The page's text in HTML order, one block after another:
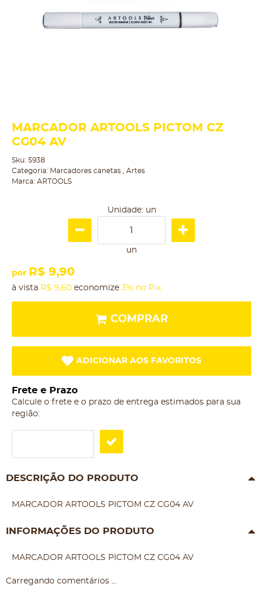
MARCADOR ARTOOLS PICTOM CZ
CG04 AV
Sku: 5938
Categoria: Marcadores canetas
Artes
Marca: ARTOOLS
Unidade: un
un
por R$ 9,90
à vista R$ 9,60 economize 3% no Pix
COMPRAR
ADICIONAR AOS FAVORITOS
Frete e Prazo
Calcule o frete e o prazo de entrega estimados para sua
região:
DESCRIÇÃO DO PRODUTO
MARCADOR ARTOOLS PICTOM CZ CG04 AV
INFORMAÇÕES DO PRODUTO
MARCADOR ARTOOLS PICTOM CZ CG04 AV
Carregando comentários ...